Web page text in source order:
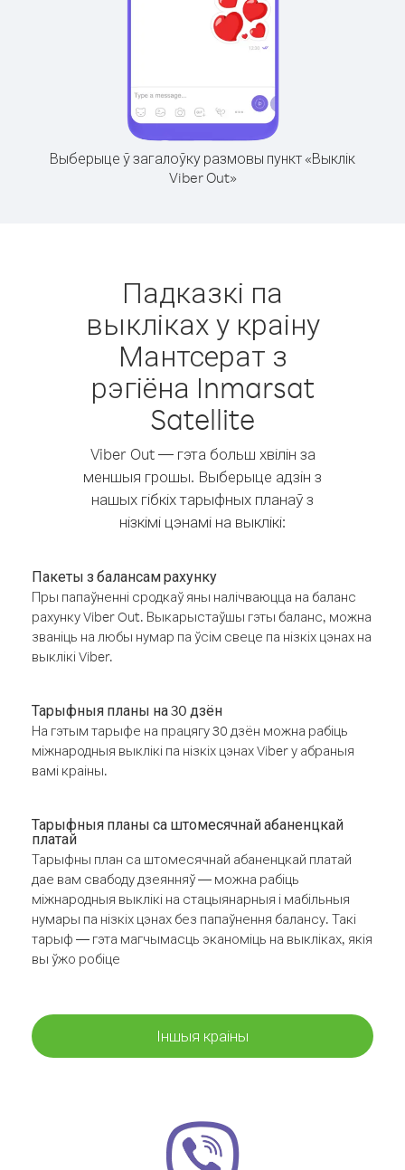
Выберыце ў загалоўку размовы пункт «Выклік
Viber Out»
Падказкі па
выкліках у краіну
Мантсерат з
рэгіёна Inmarsat
Satellite
Viber Out — гэта больш хвілін за
меншыя грошы. Выберыце адзін з
нашых гібкіх тарыфных планаў з
нізкімі цэнамі на выклікі:
Пакеты з балансам рахунку
Пры папаўненні сродкаў яны налічваюцца на баланс
рахунку Viber Out. Выкарыстаўшы гэты баланс, можна
званіць на любы нумар па ўсім свеце па нізкіх цэнах на
выклікі Viber.
Тарыфныя планы на 30 дзён
На гэтым тарыфе на працягу 30 дзён можна рабіць
міжнародныя выклікі па нізкіх цэнах Viber у абраныя
вамі краіны.
Тарыфныя планы са штомесячнай абаненцкай
платай
Тарыфны план са штомесячнай абаненцкай платай
дае вам свабоду дзеянняў — можна рабіць
міжнародныя выклікі на стацыянарныя і мабільныя
нумары па нізкіх цэнах без папаўнення балансу. Такі
тарыф — гэта магчымасць эканоміць на выкліках, якія
вы ўжо робіце
Іншыя краіны